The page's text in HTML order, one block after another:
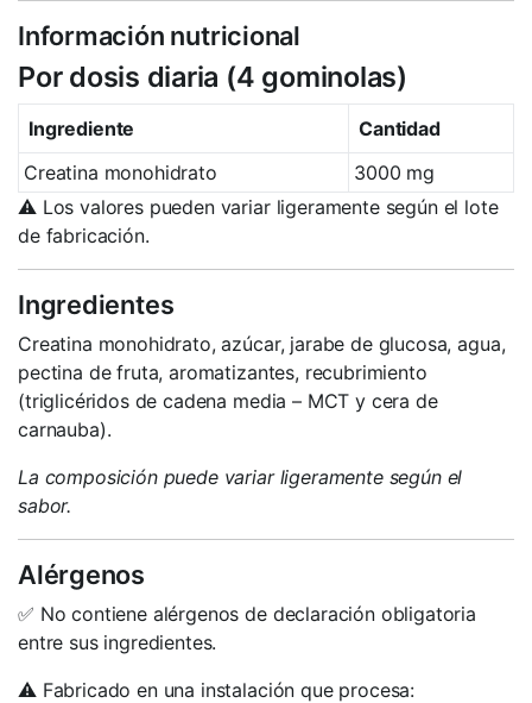
Información nutricional
Por dosis diaria (4 gominolas)
Ingrediente
Cantidad
Creatina monohidrato
3000 mg
⚠️ Los valores pueden variar ligeramente según el lote
de fabricación.
Ingredientes
Creatina monohidrato, azúcar, jarabe de glucosa, agua,
pectina de fruta, aromatizantes, recubrimiento
(triglicéridos de cadena media – MCT y cera de
carnauba).
La composición puede variar ligeramente según el
sabor.
Alérgenos
✅ No contiene alérgenos de declaración obligatoria
entre sus ingredientes.
⚠️ Fabricado en una instalación que procesa: